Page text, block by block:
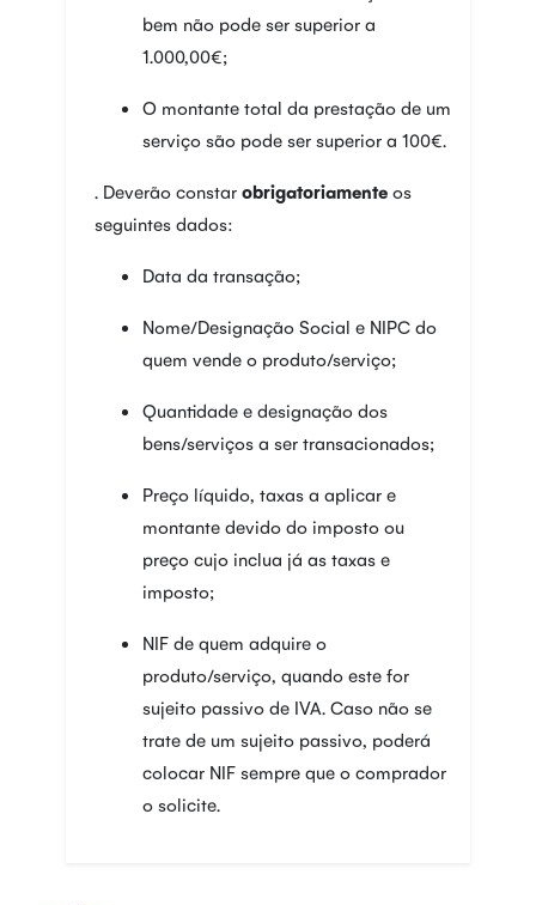
bem não pode ser superior a
1.000,00€;
O montante total da prestação de um
serviço são pode ser superior a 100€.
. Deverão constar obrigatoriamente os
seguintes dados:
Data da transação;
Nome/Designação Social e NIPC do
quem vende o produto/serviço;
Quantidade e designação dos
bens/serviços a ser transacionados;
Preço líquido, taxas a aplicar e
montante devido do imposto ou
preço cujo inclua já as taxas e
imposto;
NIF de quem adquire o
produto/serviço, quando este for
sujeito passivo de IVA. Caso não se
trate de um sujeito passivo, poderá
colocar NIF sempre que o comprador
o solicite.